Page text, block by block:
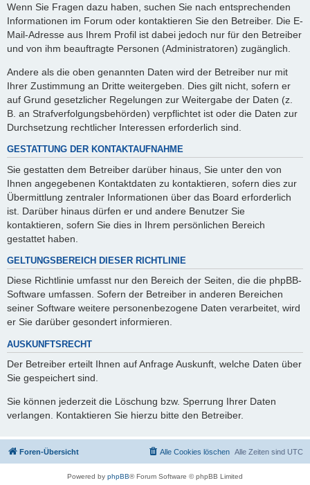
Wenn Sie Fragen dazu haben, suchen Sie nach entsprechenden
Informationen im Forum oder kontaktieren Sie den Betreiber. Die E-
Mail-Adresse aus Ihrem Profil ist dabei jedoch nur für den Betreiber
und von ihm beauftragte Personen (Administratoren) zugänglich.
Andere als die oben genannten Daten wird der Betreiber nur mit
Ihrer Zustimmung an Dritte weitergeben. Dies gilt nicht, sofern er
auf Grund gesetzlicher Regelungen zur Weitergabe der Daten (z.
B. an Strafverfolgungsbehörden) verpflichtet ist oder die Daten zur
Durchsetzung rechtlicher Interessen erforderlich sind.
GESTATTUNG DER KONTAKTAUFNAHME
Sie gestatten dem Betreiber darüber hinaus, Sie unter den von
Ihnen angegebenen Kontaktdaten zu kontaktieren, sofern dies zur
Übermittlung zentraler Informationen über das Board erforderlich
ist. Darüber hinaus dürfen er und andere Benutzer Sie
kontaktieren, sofern Sie dies in Ihrem persönlichen Bereich
gestattet haben.
GELTUNGSBEREICH DIESER RICHTLINIE
Diese Richtlinie umfasst nur den Bereich der Seiten, die die phpBB-
Software umfassen. Sofern der Betreiber in anderen Bereichen
seiner Software weitere personenbezogene Daten verarbeitet, wird
er Sie darüber gesondert informieren.
AUSKUNFTSRECHT
Der Betreiber erteilt Ihnen auf Anfrage Auskunft, welche Daten über
Sie gespeichert sind.
Sie können jederzeit die Löschung bzw. Sperrung Ihrer Daten
verlangen. Kontaktieren Sie hierzu bitte den Betreiber.
Foren-Übersicht Alle Zeiten sind UTC
Alle Cookies löschen
Powered by phpBB® Forum Software © phpBB Limited